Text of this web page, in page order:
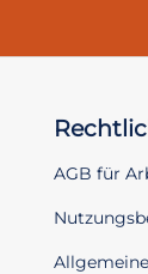
AGB für